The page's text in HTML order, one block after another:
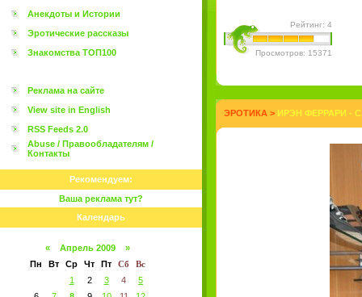
Анекдоты и Истории
Эротические рассказы
Знакомства ТОП100
Реклама на сайте
View site in English
RSS Feeds 2.0
Abuse / Правообладателям /
Контакты
Рекомендуем:
Ваша реклама тут?
Календарь
« Апрель 2009
»
Пн
Вт Ср Чт Пт Сб
Вс
1
2 3 4
5
Рейтинг: 4
Просмотров: 15371
ЭРОТИКА > ИРЭН ФЕРРАРИ -